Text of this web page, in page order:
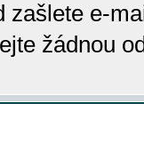
zašlete e-
žádnou